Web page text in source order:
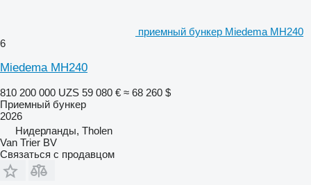
приемный бункер Miedema MH240
6
Miedema MH240
810 200 000 UZS 59 080 € ≈ 68 260 $
Приемный бункер
2026
Нидерланды, Tholen
Van Trier BV
Связаться с продавцом